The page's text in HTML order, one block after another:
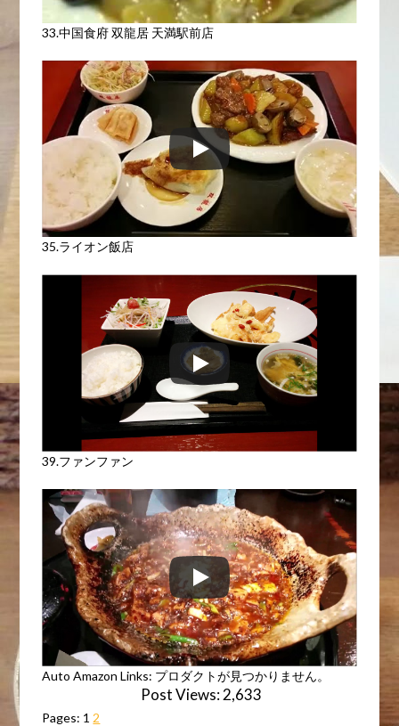
33.中国食府 双龍居 天満駅前店
35.ライオン飯店
39.ファンファン
Auto Amazon Links: プロダクトが見つかりません。
Post Views: 2,633
Pages: 1 2